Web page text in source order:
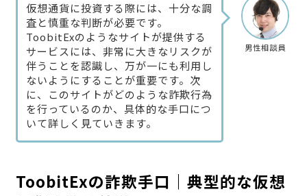
男性相談員
仮想通貨に投資する際には、十分な調
査と慎重な判断が必要です。
ToobitExのようなサイトが提供する
サービスには、非常に大きなリスクが
伴うことを認識し、万が一にも利用し
ないようにすることが重要です。次
に、このサイトがどのような詐欺行為
を行っているのか、具体的な手口につ
いて詳しく見ていきます。
ToobitExの詐欺手口｜典型的な仮想